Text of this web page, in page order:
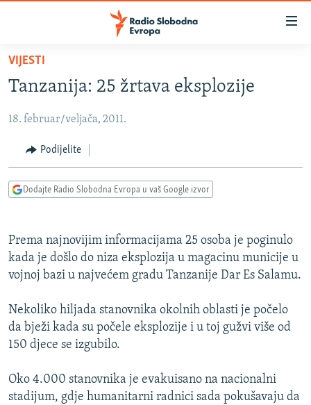
Pređite
glavni
Pređite
Pređite
BOSNA I HERCEGOVINA
SRBIJA
KOSOVO
VIZUELNO
FOTOGALERIJE
INFOGRAFIKE
RAT U UKRAJINI
KINA NA BALKANU
ISPRIČAJ MI
DNEVNO@RSE
SPECIJALI RSE
VIŠE OD NASLOVA
VIJESTI
Tanzanija: 25 žrtava eksplozije
18. februar/veljača, 2011.
Podijelite
Dodajte Radio Slobodna Evropa u vaš Google izvor
Prema najnovijim informacijama 25 osoba je poginulo
kada je došlo do niza eksplozija u magacinu municije u
vojnoj bazi u najvećem gradu Tanzanije Dar Es Salamu.
Nekoliko hiljada stanovnika okolnih oblasti je počelo
da bježi kada su počele eksplozije i u toj gužvi više od
150 djece se izgubilo.
Oko 4.000 stanovnika je evakuisano na nacionalni
stadijum, gdje humanitarni radnici sada pokušavaju da